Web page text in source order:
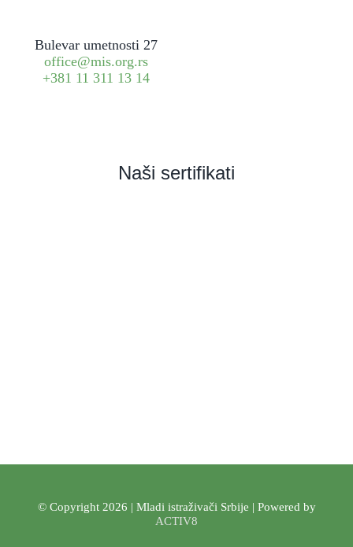
Bulevar umetnosti 27
office@mis.org.rs
+381 11 311 13 14
Naši sertifikati
© Copyright 2026 | Mladi istraživači Srbije | Powered by
ACTIV8